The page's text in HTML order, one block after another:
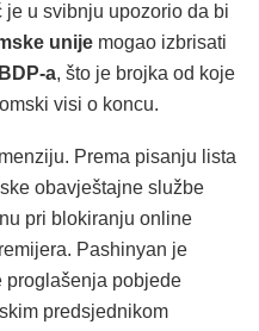
je u svibnju upozorio da bi
unije mogao izbrisati
a, što je brojka od koje
visi o koncu.
Prema pisanju lista
obavještajne službe
pri blokiranju online
Pashinyan je
proglašenja pobjede
predsjednikom